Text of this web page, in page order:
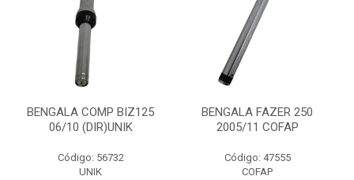
BENGALA COMP BIZ125
06/10 (DIR)UNIK
Código: 56732
UNIK
BENGALA FAZER 250
2005/11 COFAP
Código: 47555
COFAP